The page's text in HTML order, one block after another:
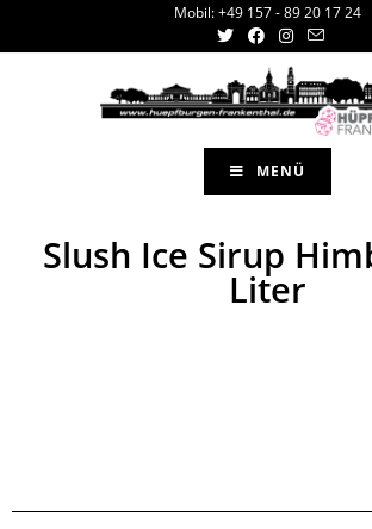
Mobil: +49 157 - 89 20 17 24
MENÜ
Slush Ice Sirup
Liter